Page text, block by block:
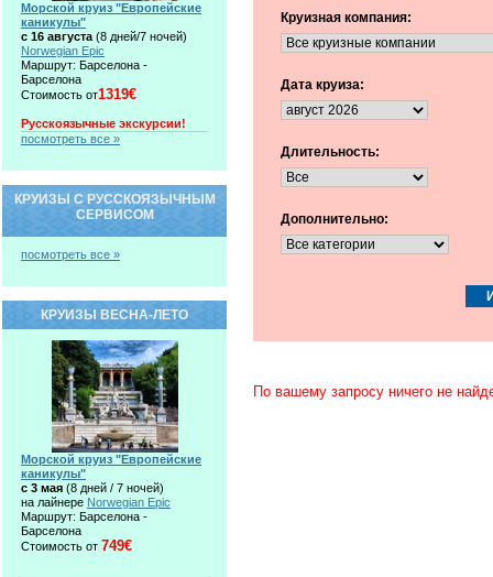
Круизная компания:
Дата круиза:
Длительность:
Дополнительно:
По вашему запросу ничего не
Морской круиз "Европейские
каникулы"
с 16 августа (8 дней/7 ночей)
Norwegian Epic
Маршрут: Барселона -
Барселона
Стоимость от1319€
Русскоязычные экскурсии!
посмотреть все »
КРУИЗЫ С РУССКОЯЗЫЧНЫМ
СЕРВИСОМ
посмотреть все »
КРУИЗЫ ВЕСНА-ЛЕТО
Морской круиз "Европейские
каникулы"
c 3 мая (8 дней / 7 ночей)
на лайнере Norwegian Epic
Маршрут: Барселона -
Барселона
Стоимость от 749€